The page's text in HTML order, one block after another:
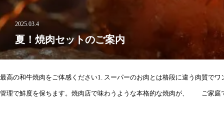
2025.03.4
夏！焼肉セットのご案内
最高の和牛焼肉をご体感ください1. スーパーのお肉とは格段に違う肉質で
管理で鮮度を保ちます。焼肉店で味わうような本格的な焼肉が、 ご家庭